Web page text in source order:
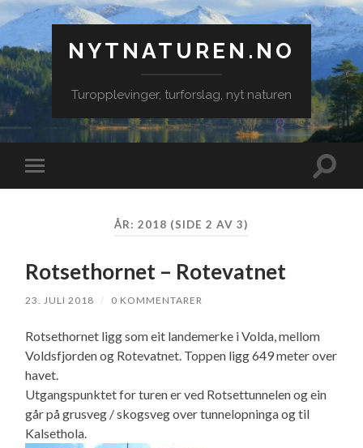
NYTNATUREN.NO
Turopplevinger, turforslag, nyt naturen
Veksle
mobilmeny
Veksle
ÅR:2018 (SIDE 2 AV 3)
Rotsethornet – Rotevatnet
23. JULI 2018 / 0 KOMMENTARER
Rotsethornet ligg som eit landemerke i Volda, mellom
Voldsfjorden og Rotevatnet. Toppen ligg 649 meter over
havet.
Utgangspunktet for turen er ved Rotsettunnelen og ein
går på grusveg / skogsveg over tunnelopninga og til
Kalsethola.